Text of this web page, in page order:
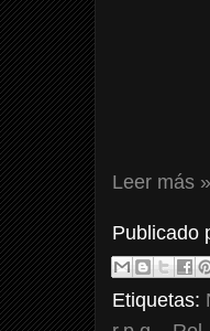
Leer más »
Publicado
Etiquetas: